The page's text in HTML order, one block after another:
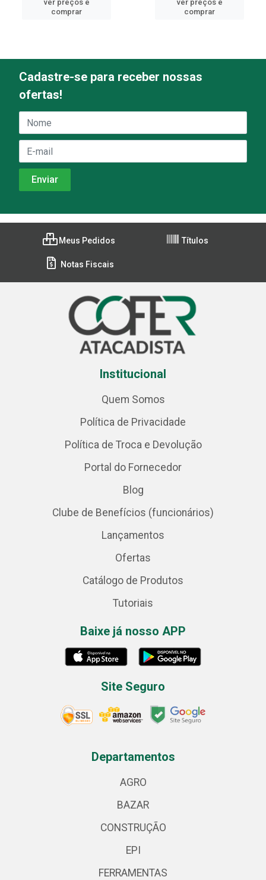
ver preços e
comprar
ver preços e
comprar
Cadastre-se para receber nossas
ofertas!
Meus Pedidos Títulos
Notas Fiscais
Institucional
Quem Somos
Política de Privacidade
Política de Troca e Devolução
Portal do Fornecedor
Blog
Clube de Benefícios (funcionários)
Lançamentos
Ofertas
Catálogo de Produtos
Tutoriais
Baixe já nosso APP
Site Seguro
Departamentos
AGRO
BAZAR
CONSTRUÇÃO
EPI
FERRAMENTAS